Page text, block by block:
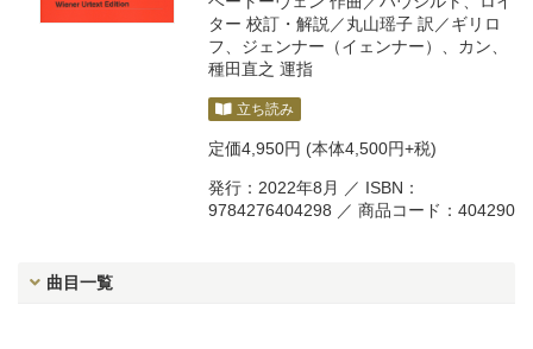
ター 校訂・解説／丸山瑶子 訳／ギリロ
フ
ジェンナー（イェンナー） カン
種田直之 運指
立ち読み
定価4,950円 (本体4,500円+税)
発行：2022年8月 ／ ISBN：
9784276404298 ／ 商品コード：404290
曲目一覧